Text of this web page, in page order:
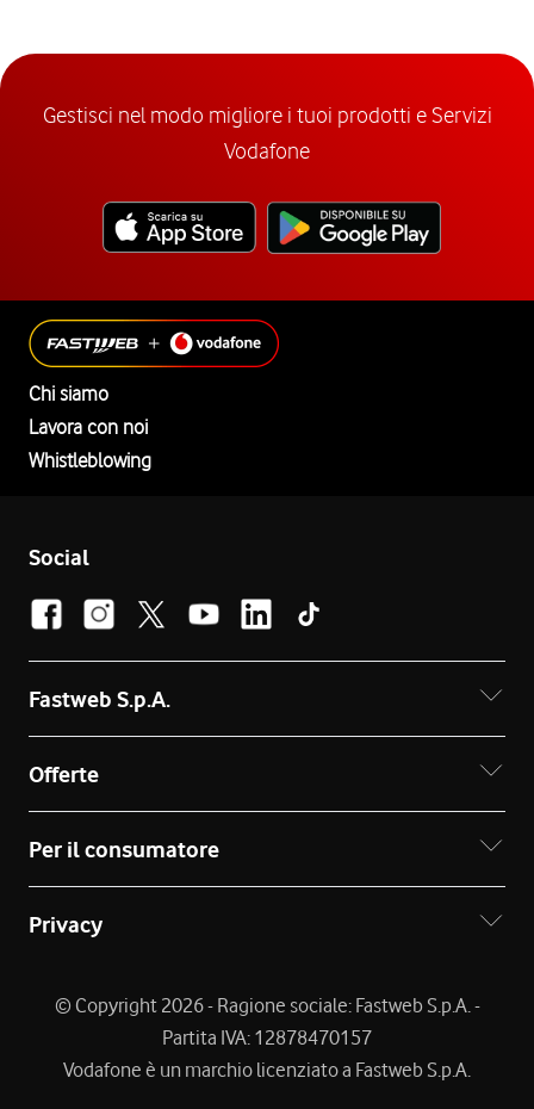
Gestisci nel modo migliore i tuoi prodotti e Servizi
Vodafone
Chi siamo
Lavora con noi
Whistleblowing
Social
Fastweb S.p.A.
Offerte
Per il consumatore
Privacy
© Copyright 2026 - Ragione sociale: Fastweb S.p.A. -
Partita IVA: 12878470157
Vodafone è un marchio licenziato a Fastweb S.p.A.